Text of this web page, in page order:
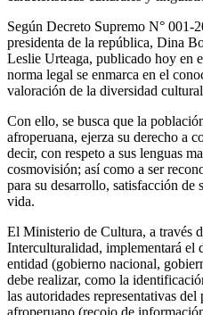
Según Decreto Supremo N° 001-
presidenta de la república, Dina
Leslie Urteaga, publicado hoy en
norma legal se enmarca en el
valoración de la diversidad
Con ello, se busca que la
afroperuana, ejerza su derecho a
decir, con respeto a sus lenguas
cosmovisión; así como a ser
para su desarrollo, satisfacción de
vida.
El Ministerio de Cultura, a través
Interculturalidad, implementará el
entidad (gobierno nacional,
debe realizar, como la
las autoridades representativas
afroperuano (recojo de